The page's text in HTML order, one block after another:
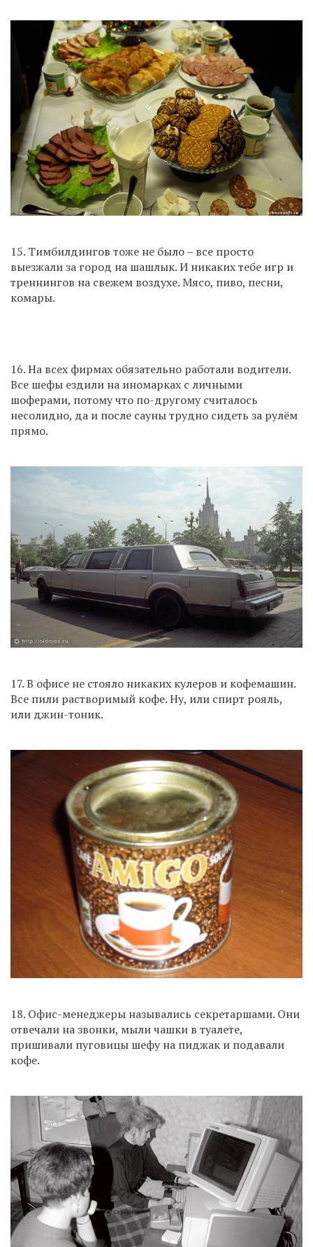
15. Тимбилдингов тоже не было – все просто
выезжали за город на шашлык. И никаких тебе игр и
треннингов на свежем воздухе. Мясо, пиво, песни,
комары.
16. На всех фирмах обязательно работали водители.
Все шефы ездили на иномарках с личными
шоферами, потому что по-другому считалось
несолидно, да и после сауны трудно сидеть за рулём
прямо.
17. В офисе не стояло никаких кулеров и кофемашин.
Все пили растворимый кофе. Ну, или спирт рояль,
или джин-тоник.
18. Офис-менеджеры назывались секретаршами. Они
отвечали на звонки, мыли чашки в туалете,
пришивали пуговицы шефу на пиджак и подавали
кофе.